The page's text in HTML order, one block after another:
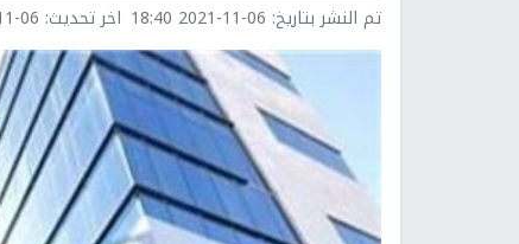
تم النشر بتاريخ: 2021-11-06 18:40 اخر تحديث: 18:41